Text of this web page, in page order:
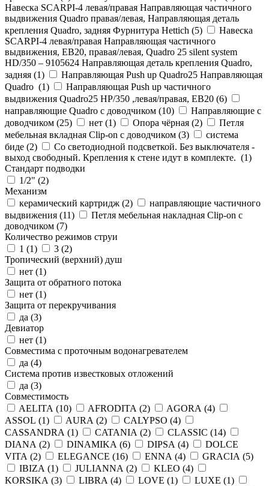
Навеска SCARPI-4 левая/правая Направляющая частичного
выдвижения Quadro правая/левая, Направляющая деталь
крепления Quadro, задняя Фурнитура Hettich (5)
Навеска
SCARPI-4 левая/правая Направляющая частичного
выдвижения, ЕВ20, правая/левая, Quadro 25 silent system
HD/350 – 9105624 Направляющая деталь крепления Quadro,
задняя (1)
Направляющая Push up Quadro25 Направляющая
Quadro (1)
Направляющая Push up частичного
выдвижения Quadro25 НР/350 ,левая/правая, ЕВ20 (6)
направляющие Quadro с доводчиком (10)
Направляющие с
доводчиком (25) нет (1) Опора чёрная (2)
Петля
мебельная вкладная Clip-on с доводчиком (3)
система
биде (2)
Со светодиодной подсветкой. Без выключателя -
выход свободный. Крепления к стене идут в комплекте. (1)
Стандарт подводки
1/2" (2)
Механизм
керамический картридж (2)
направляющие частичного
выдвижения (11)
Петля мебельная накладная Clip-on с
доводчиком (7)
Количество режимов струи
1 (1) 3 (2)
Тропический (верхний) душ
нет (1)
Защита от обратного потока
нет (1)
Защита от перекручивания
да (3)
Девиатор
нет (1)
Совместима с проточным водонагревателем
да (4)
Система против известковых отложений
да (3)
Совместимость
AELITA (10) AFRODITA (2) AGORA (4)
ASSOL (1) AURA (2) CALYPSO (4)
CASSANDRA (1) CATANIA (2) CLASSIC (14)
DIANA (2) DINAMIKA (6) DIPSA (4)
DOLCE
VITA (2) ELEGANCE (16) ENNA (4) GRACIA (5)
IBIZA (1) JULIANNA (2) KLEO (4)
KORSIKA (3) LIBRA (4) LOVE (1) LUXE (1)